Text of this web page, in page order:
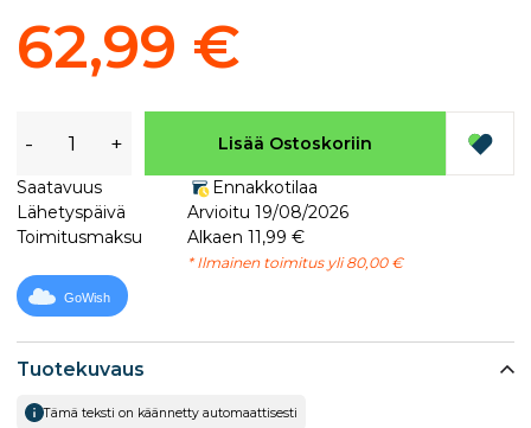
Tuotekuvaus
Tämä teksti on käännetty automaattisesti
62,99 €
- + Lisää Ostoskoriin
Saatavuus
Ennakkotilaa
Lähetyspäivä
Arvioitu 19/08/2026
Toimitusmaksu
Alkaen 11,99 €
* Ilmainen toimitus yli 80,00 €
GoWish